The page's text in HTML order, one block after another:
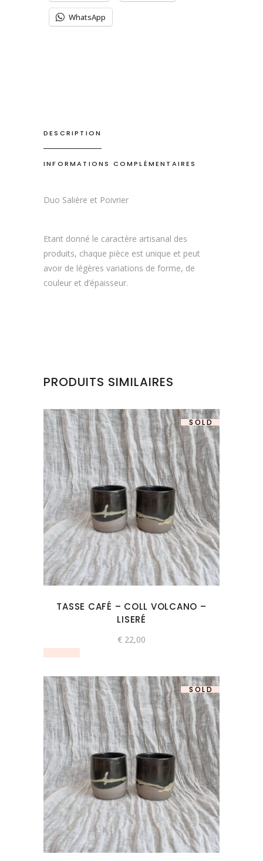
WhatsApp
DESCRIPTION
INFORMATIONS COMPLÉMENTAIRES
Duo Salière et Poivrier
Etant donné le caractère artisanal des
produits, chaque pièce est unique et peut
avoir de légères variations de forme, de
couleur et d’épaisseur.
PRODUITS SIMILAIRES
SOLD
TASSE CAFÉ – COLL VOLCANO –
LISERÉ
€ 22,00
SOLD